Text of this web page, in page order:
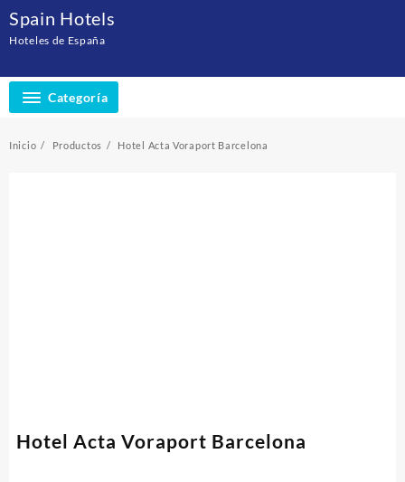
contenido
Spain Hotels
Hoteles de España
Categoría
Inicio Productos Hotel Acta Voraport Barcelona
Hotel Acta Voraport Barcelona